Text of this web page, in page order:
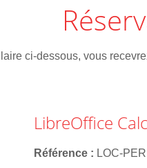
ci-dessous, vous
LibreOffice
Référence LOC-